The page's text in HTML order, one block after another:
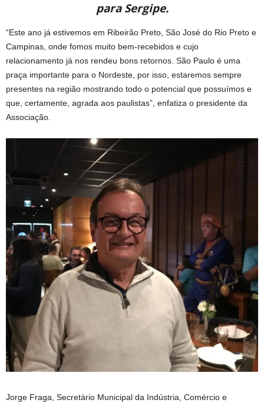
para Sergipe.
“Este ano já estivemos em Ribeirão Preto, São José do Rio Preto e
Campinas, onde fomos muito bem-recebidos e cujo
relacionamento já nos rendeu bons retornos. São Paulo é uma
praça importante para o Nordeste, por isso, estaremos sempre
presentes na região mostrando todo o potencial que possuímos e
que, certamente, agrada aos paulistas”, enfatiza o presidente da
Associação.
Jorge Fraga, Secretário Municipal da Indústria, Comércio e